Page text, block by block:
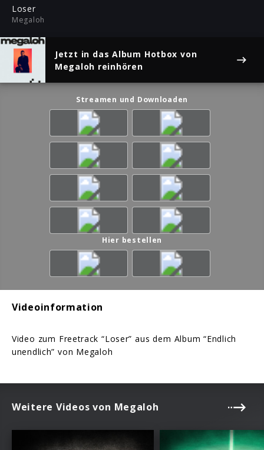
Loser
Megaloh
Jetzt in das Album Hotbox von
Megaloh reinhören
Streamen und Downloaden
Hier bestellen
Videoinformation
Video zum Freetrack “Loser” aus dem Album “Endlich
unendlich” von Megaloh
Weitere Videos von Megaloh